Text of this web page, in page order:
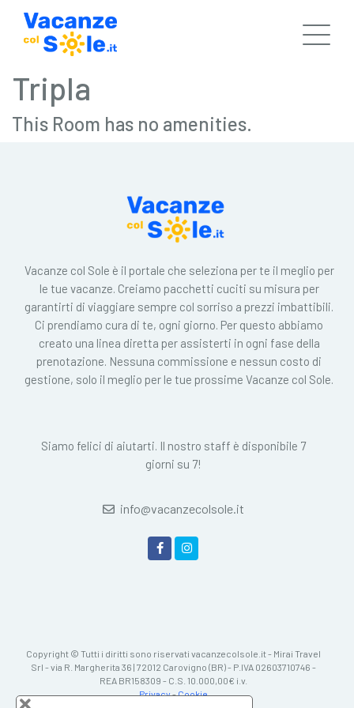
Tripla
This Room has no amenities.
Vacanze col Sole è il portale che seleziona per te il meglio per
le tue vacanze. Creiamo pacchetti cuciti su misura per
garantirti di viaggiare sempre col sorriso a prezzi imbattibili.
Ci prendiamo cura di te, ogni giorno. Per questo abbiamo
creato una linea diretta per assisterti in ogni fase della
prenotazione. Nessuna commissione e nessun costo di
gestione, solo il meglio per le tue prossime Vacanze col Sole.
Siamo felici di aiutarti. Il nostro staff è disponibile 7
giorni su 7!
info@vacanzecolsole.it
Copyright © Tutti i diritti sono riservati vacanzecolsole.it - Mirai Travel
Srl - via R. Margherita 36 | 72012 Carovigno (BR) - P.IVA 02603710746 -
REA BR158309 - C.S. 10.000,00€ i.v.
Privacy-Cookie